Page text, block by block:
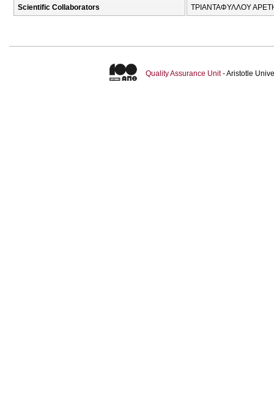
Scientific Collaborators ΤΡΙΑΝΤΑΦΥΛΛΟΥ
Quality Assurance Unit- Aristotle